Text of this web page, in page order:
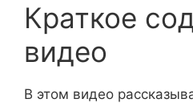
Краткое
видео
В этом видео